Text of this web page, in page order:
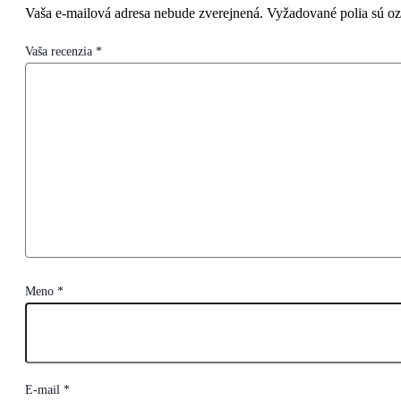
Vaša e-mailová adresa nebude zverejnená. Vyžadované polia sú
Vaša recenzia *
Meno *
E-mail *